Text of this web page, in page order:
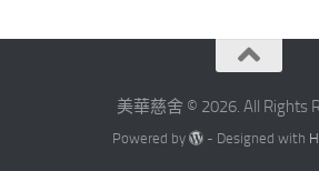
美華慈舍 © 2026. All Rights
Powered by - Designed with